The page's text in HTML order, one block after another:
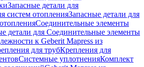
Запасные детали для
систем отопленияЗапасные детали для
Соединительные элементы
детали для Соединительные элементы
к Geberit Mapress из
для трубКрепления для
Системные уплотненияКомплект